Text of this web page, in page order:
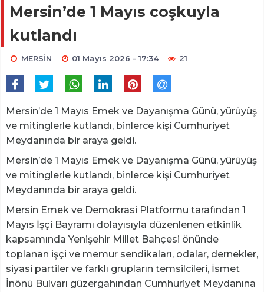
Mersin’de 1 Mayıs coşkuyla
kutlandı
MERSİN 01 Mayıs 2026 - 17:34 21
Mersin’de 1 Mayıs Emek ve Dayanışma Günü, yürüyüş
ve mitinglerle kutlandı, binlerce kişi Cumhuriyet
Meydanında bir araya geldi.
Mersin’de 1 Mayıs Emek ve Dayanışma Günü, yürüyüş
ve mitinglerle kutlandı, binlerce kişi Cumhuriyet
Meydanında bir araya geldi.
Mersin Emek ve Demokrasi Platformu tarafından 1
Mayıs İşçi Bayramı dolayısıyla düzenlenen etkinlik
kapsamında Yenişehir Millet Bahçesi önünde
toplanan işçi ve memur sendikaları, odalar, dernekler,
siyasi partiler ve farklı grupların temsilcileri, İsmet
İnönü Bulvarı güzergahından Cumhuriyet Meydanına